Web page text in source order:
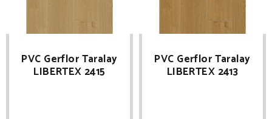
PVC Gerflor Taralay
LIBERTEX 2415
PVC Gerflor Taralay
LIBERTEX 2413